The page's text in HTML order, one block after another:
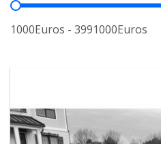
Prix
1000Euros - 3991000Euros